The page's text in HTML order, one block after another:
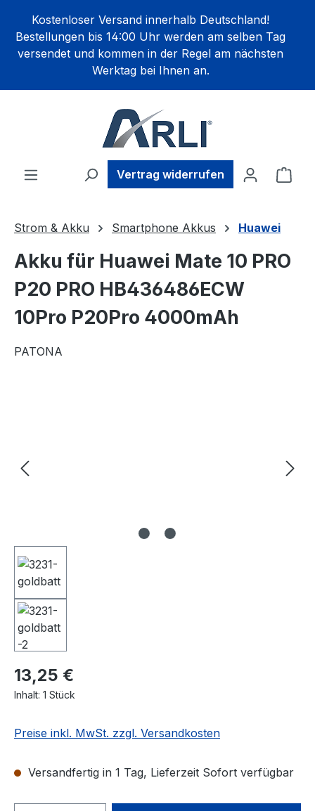
springen
Kostenloser Versand innerhalb Deutschland!
Bestellungen bis 14:00 Uhr werden am selben Tag
versendet und kommen in der Regel am nächsten
Werktag bei Ihnen an.
Vertrag widerrufen
Strom & Akku Smartphone Akkus Huawei
Akku für Huawei Mate 10 PRO
P20 PRO HB436486ECW
10Pro P20Pro 4000mAh
PATONA
13,25 €
Inhalt: 1 Stück
Preise inkl. MwSt. zzgl. Versandkosten
Versandfertig in 1 Tag, Lieferzeit Sofort verfügbar